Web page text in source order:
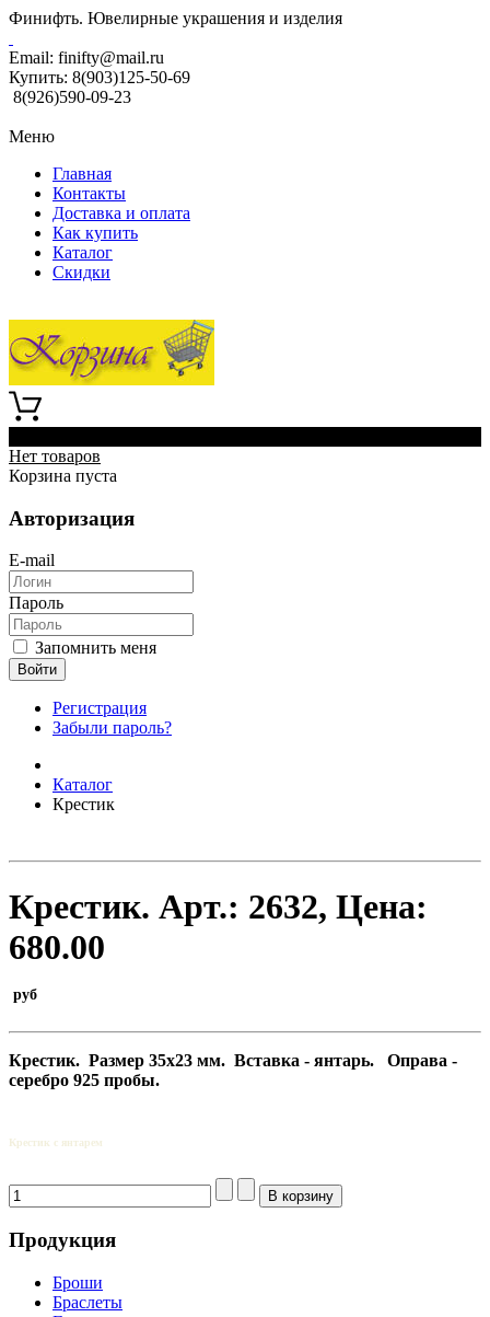
Финифть. Ювелирные украшения и изделия
Email: finifty@mail.ru
Купить: 8(903)125-50-69
8(926)590-09-23
Меню
Главная
Контакты
Доставка и оплата
Как купить
Каталог
Скидки
Нет товаров
Корзина пуста
Авторизация
E-mail
Пароль
Запомнить меня
Войти
Регистрация
Забыли пароль?
Каталог
Крестик
Крестик. Арт.: 2632, Цена:
680.00
руб
Крестик. Размер 35х23 мм. Вставка - янтарь. Оправа -
серебро 925 пробы.
Крестик с янтарем
Продукция
Броши
Браслеты